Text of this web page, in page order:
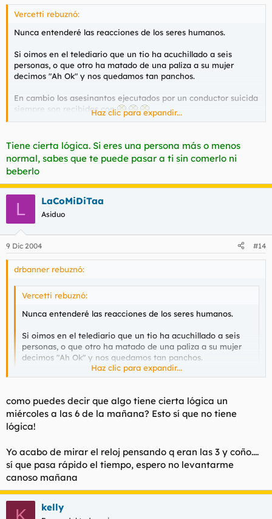
Vercetti rebuznó:
Nunca entenderé las reacciones de los seres humanos.
Si oimos en el telediario que un tio ha acuchillado a seis
personas, o que otro ha matado de una paliza a su mujer
decimos "Ah Ok" y nos quedamos tan panchos.
En cambio los asesinantos ejecutados por un conductor suicida
siempre son recibidos con
Buenas Noches
Haz clic para expandir...
Tiene cierta lógica. Si eres una persona más o menos
normal, sabes que te puede pasar a ti sin comerlo ni
beberlo
L LaCoMiDiTaa
Asiduo
9 Dic 2004 #14
drbanner rebuznó:
Vercetti rebuznó:
Nunca entenderé las reacciones de los seres humanos.
Si oimos en el telediario que un tio ha acuchillado a seis
personas, o que otro ha matado de una paliza a su mujer
decimos "Ah Ok" y nos quedamos tan panchos.
En cambio los asesinantos ejecutados por un conductor
Curioso.
Tiene cierta lógica. Si eres una persona más o menos normal,
sabes que te puede pasar a ti sin comerlo ni beberlo
Haz clic para expandir...
como puedes decir que algo tiene cierta lógica un
miércoles a las 6 de la mañana? Esto sí que no tiene
lógica!
Yo acabo de mirar el reloj pensando q eran las 3 y coño....
sí que pasa rápido el tiempo, espero no levantarme
canoso mañana
K kelly